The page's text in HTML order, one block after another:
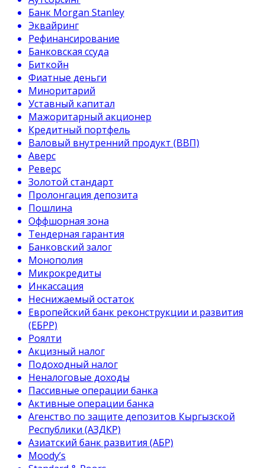
Банк Morgan Stanley
Эквайринг
Рефинансирование
Банковская ссуда
Биткойн
Фиатные деньги
Миноритарий
Уставный капитал
Мажоритарный акционер
Кредитный портфель
Валовый внутренний продукт (ВВП)
Аверс
Реверс
Золотой стандарт
Пролонгация депозита
Пошлина
Оффшорная зона
Тендерная гарантия
Банковский залог
Монополия
Микрокредиты
Инкассация
Неснижаемый остаток
Европейский банк реконструкции и развития
(ЕБРР)
Роялти
Акцизный налог
Подоходный налог
Неналоговые доходы
Пассивные операции банка
Активные операции банка
Агенство по защите депозитов Кыргызской
Республики (АЗДКР)
Азиатский банк развития (АБР)
Moody’s